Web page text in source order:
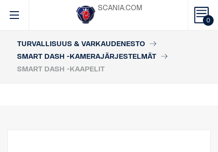
0
SCANIA.COM
TURVALLISUUS & VARKAUDENESTO
SMART DASH -KAMERAJÄRJESTELMÄT
SMART DASH -KAAPELIT